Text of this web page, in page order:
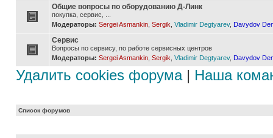
Общие вопросы по оборудованию Д-Линк
покупка, сервис, ...
Модераторы: Sergei Asmankin Sergik Vladimir Degtyarev, Davydov
Сервис
Вопросы по сервису, по работе сервисных центров
Модераторы: Sergei Asmankin Sergik Vladimir Degtyarev, Davydov
Удалить cookies форума| Наша
Список форумов